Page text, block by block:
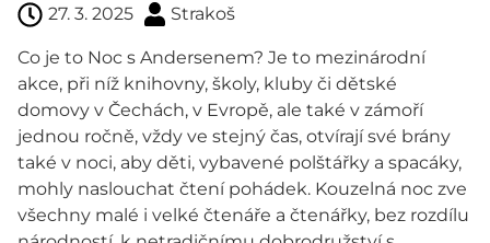
27. 3. 2025 Strakoš
Co je to Noc s Andersenem? Je to mezinárodní
akce, při níž knihovny, školy, kluby či dětské
domovy v Čechách, v Evropě, ale také v zámoří
jednou ročně, vždy ve stejný čas, otvírají své brány
také v noci, aby děti, vybavené polštářky a spacáky,
mohly naslouchat čtení pohádek. Kouzelná noc zve
všechny malé i velké čtenáře a čtenářky, bez rozdílu